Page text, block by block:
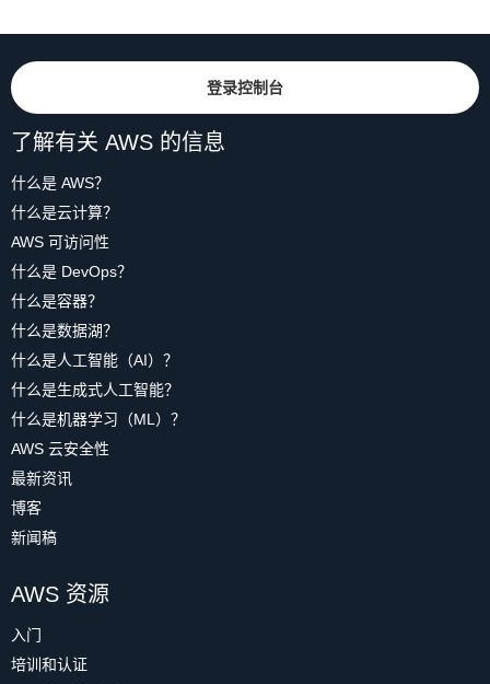
登录控制台
了解有关 AWS 的信息
什么是 AWS？
什么是云计算？
AWS 可访问性
什么是 DevOps？
什么是容器？
什么是数据湖？
什么是人工智能（AI）？
什么是生成式人工智能？
什么是机器学习（ML）？
AWS 云安全性
最新资讯
博客
新闻稿
AWS 资源
入门
培训和认证